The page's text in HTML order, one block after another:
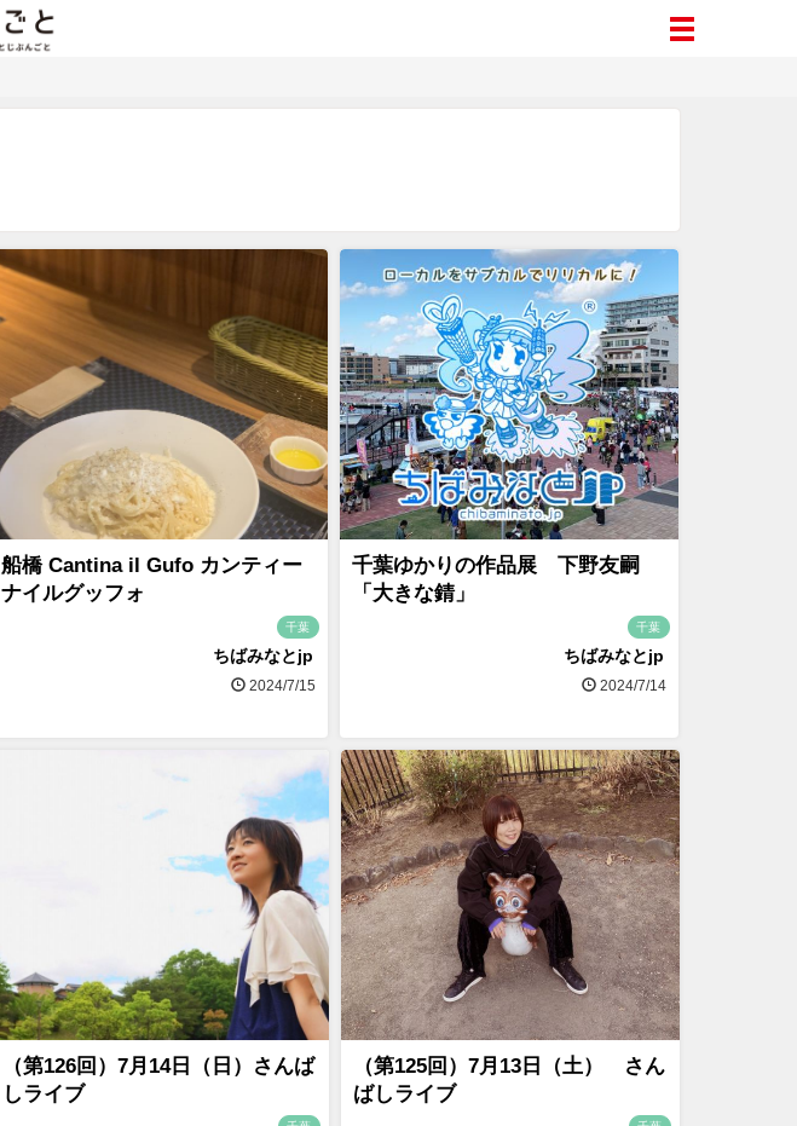
船橋 Cantina il Gufo カンティー
ナイルグッフォ
千葉
ちばみなとjp
2024/7/15
千葉ゆかりの作品展 下野友嗣
「大きな錆」
千葉
ちばみなとjp
2024/7/14
（第126回）7月14日（日）さんば
しライブ
（第125回）7月13日（土） さん
ばしライブ